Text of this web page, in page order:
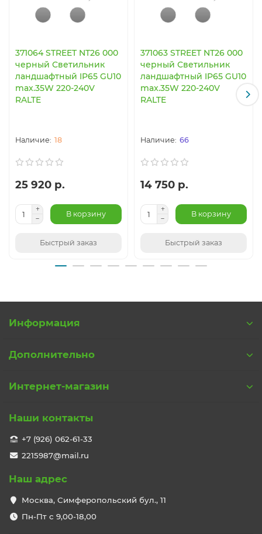
371064 STREET NT26 000
черный Светильник
ландшафтный IP65 GU10
max.35W 220-240V
RALTE
18
25 920 р.
В корзину
Быстрый заказ
371063 STREET NT26 000
черный Светильник
ландшафтный IP65 GU10
max.35W 220-240V
RALTE
66
14 750 р.
В корзину
Быстрый заказ
Информация
Дополнительно
Интернет-магазин
Наши контакты
+7 (926) 062-61-33
2215987@mail.ru
Наш адрес
Москва, Симферопольский бул., 11
Пн-Пт с 9,00-18,00